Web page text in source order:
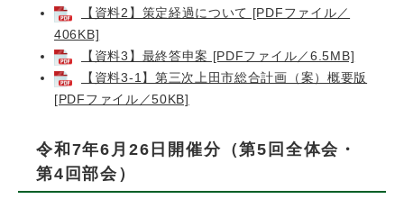
【資料2】策定経過について [PDFファイル／
406KB]
【資料3】最終答申案 [PDFファイル／6.5MB]
【資料3-1】第三次上田市総合計画（案）概要版
[PDFファイル／50KB]
令和7年6月26日開催分（第5回全体会・
第4回部会）